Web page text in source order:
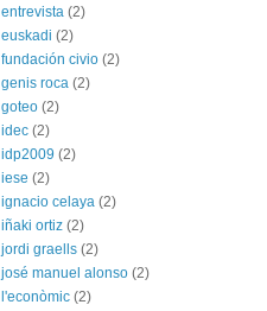
entrevista (2)
euskadi (2)
fundación civio (2)
genis roca (2)
goteo (2)
idec (2)
idp2009 (2)
iese (2)
ignacio celaya (2)
iñaki ortiz (2)
jordi graells (2)
josé manuel alonso (2)
l'econòmic (2)